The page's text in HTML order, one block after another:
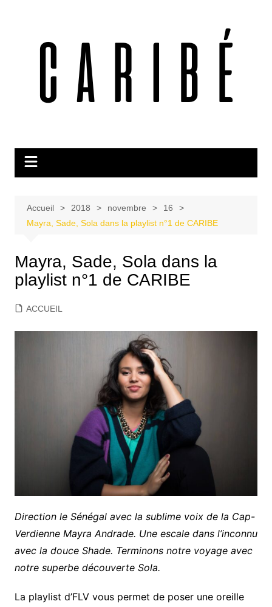
Accueil 2018 novembre
16
Mayra, Sade, Sola dans la playlist n°1 de CARIBE
Mayra, Sade, Sola dans la
playlist n°1 de CARIBE
ACCUEIL
Direction le Sénégal avec la sublime voix de la Cap-
Verdienne Mayra Andrade. Une escale dans l’inconnu
avec la douce Shade. Terminons notre voyage avec
notre superbe découverte Sola.
La playlist d’FLV vous permet de poser une oreille